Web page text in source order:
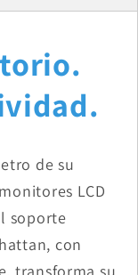
de su
LCD
soporte
con